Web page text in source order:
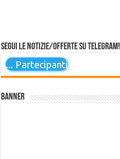
Segui le notizie/offerte su Telegram!
... Partecipanti
Banner